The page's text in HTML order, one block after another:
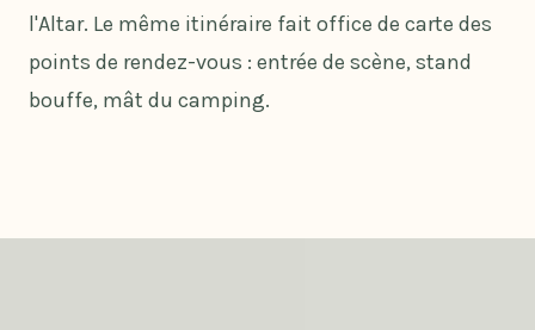
l'Altar. Le même itinéraire fait office de carte des
points de rendez-vous : entrée de scène, stand
bouffe, mât du camping.